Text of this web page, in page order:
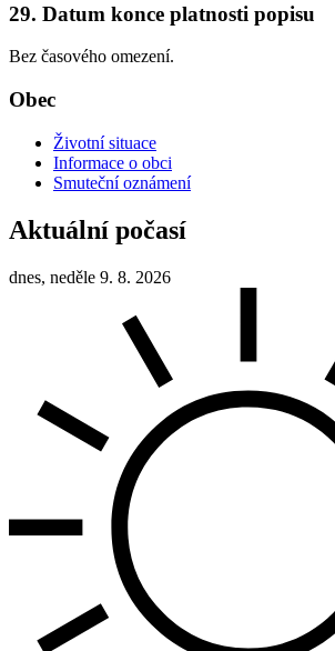
29. Datum konce platnosti popisu
Bez časového omezení.
Obec
Životní situace
Informace o obci
Smuteční oznámení
Aktuální počasí
dnes, neděle 9. 8. 2026